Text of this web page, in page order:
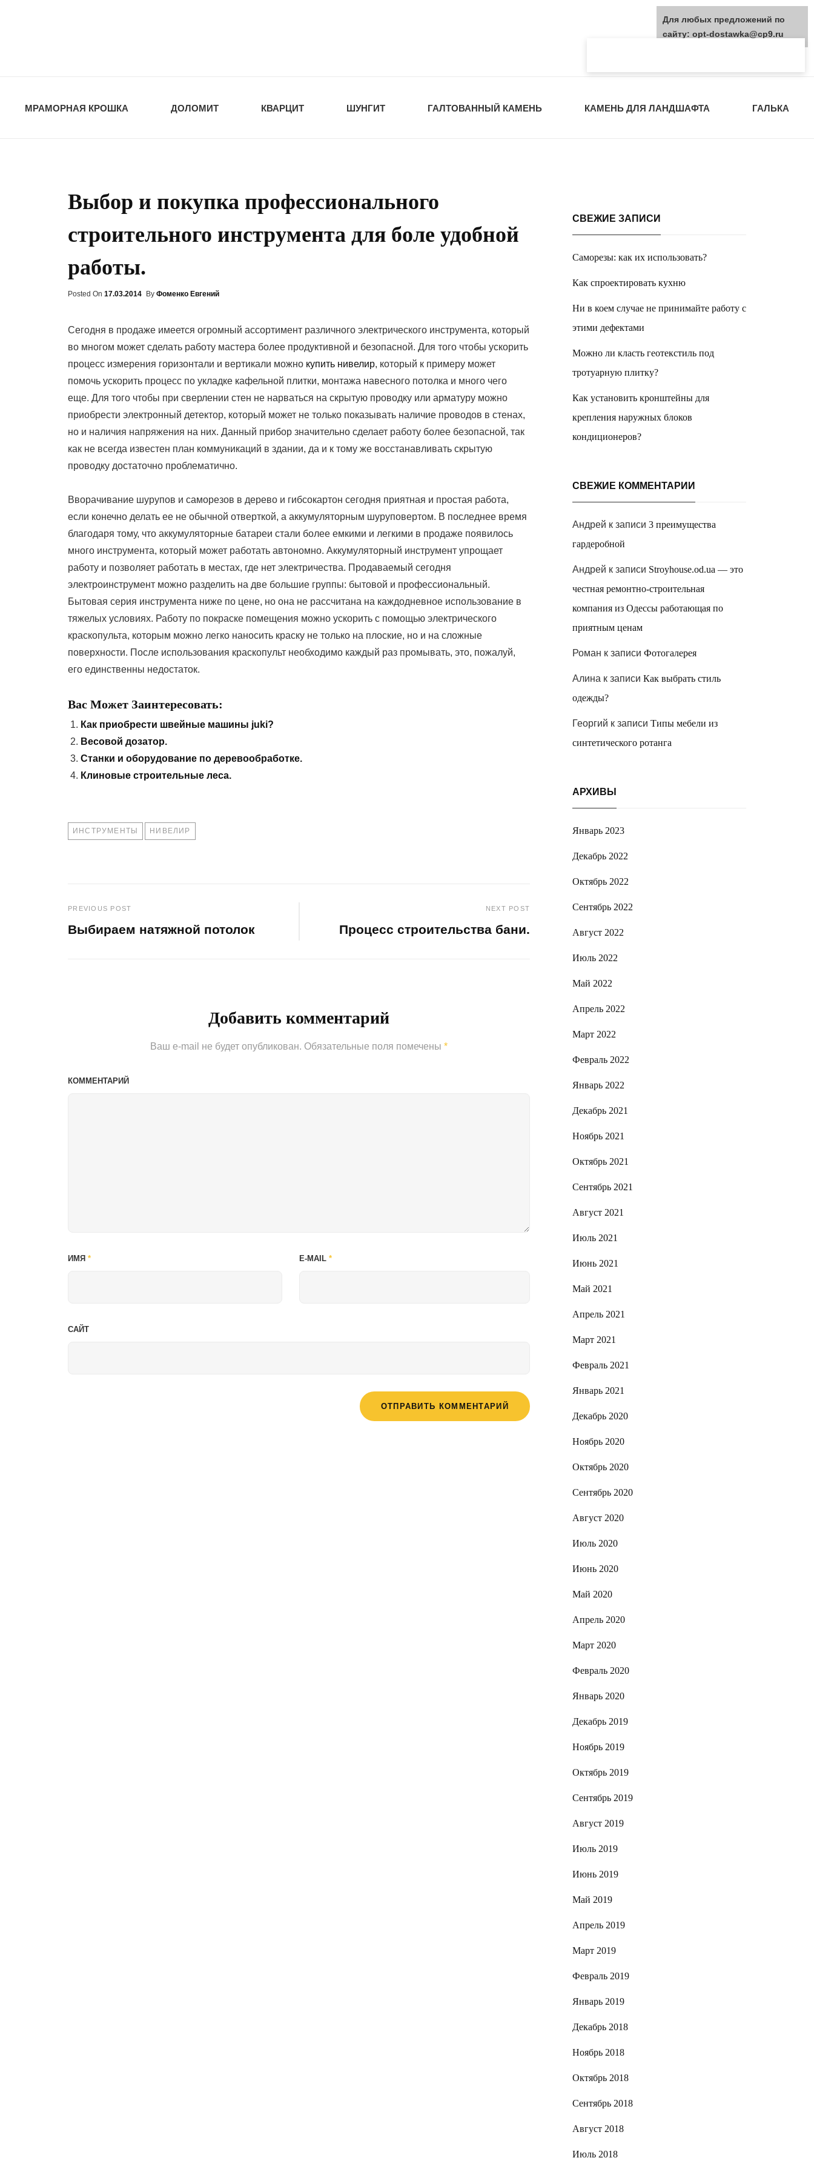
МРАМОРНАЯ КРОШКА ДОЛОМИТ КВАРЦИТ ШУНГИТ ГАЛТОВАННЫЙ КАМЕНЬ КАМЕНЬ ДЛЯ ЛАНДШАФТА ГАЛЬКА
Выбор и покупка профессионального
строительного инструмента для боле удобной
работы.
Posted On Posted
17.03.2014 By Фоменко Евгений
Сегодня в продаже имеется огромный ассортимент различного электрического инструмента, который
во многом может сделать работу мастера более продуктивной и безопасной. Для того чтобы ускорить
процесс измерения горизонтали и вертикали можно купить нивелир, который к примеру может
помочь ускорить процесс по укладке кафельной плитки, монтажа навесного потолка и много чего
еще. Для того чтобы при сверлении стен не нарваться на скрытую проводку или арматуру можно
приобрести электронный детектор, который может не только показывать наличие проводов в стенах,
но и наличия напряжения на них. Данный прибор значительно сделает работу более безопасной, так
как не всегда известен план коммуникаций в здании, да и к тому же восстанавливать скрытую
проводку достаточно проблематично.
Вворачивание шурупов и саморезов в дерево и гибсокартон сегодня приятная и простая работа,
если конечно делать ее не обычной отверткой, а аккумуляторным шуруповертом. В последнее время
благодаря тому, что аккумуляторные батареи стали более емкими и легкими в продаже появилось
много инструмента, который может работать автономно. Аккумуляторный инструмент упрощает
работу и позволяет работать в местах, где нет электричества. Продаваемый сегодня
электроинструмент можно разделить на две большие группы: бытовой и профессиональный.
Бытовая серия инструмента ниже по цене, но она не рассчитана на каждодневное использование в
тяжелых условиях. Работу по покраске помещения можно ускорить с помощью электрического
краскопульта, которым можно легко наносить краску не только на плоские, но и на сложные
поверхности. После использования краскопульт необходимо каждый раз промывать, это, пожалуй,
его единственны недостаток.
Вас Может Заинтересовать:
Как приобрести швейные машины juki?
Весовой дозатор.
Станки и оборудование по деревообработке.
Клиновые строительные леса.
TAGS
ИНСТРУМЕНТЫ НИВЕЛИР
Навигация
PREVIOUS POST
Выбираем натяжной потолок
NEXT POST
Процесс строительства бани.
Добавить комментарий
Ваш e-mail не будет опубликован. Обязательные поля помечены *
КОММЕНТАРИЙ
ИМЯ * E-MAIL *
САЙТ
СВЕЖИЕ ЗАПИСИ
Саморезы: как их использовать?
Как спроектировать кухню
Ни в коем случае не принимайте работу с
этими дефектами
Можно ли класть геотекстиль под
тротуарную плитку?
Как установить кронштейны для
крепления наружных блоков
кондиционеров?
СВЕЖИЕ КОММЕНТАРИИ
Андрей к записи 3 преимущества
гардеробной
Андрей к записи Stroyhouse.od.ua — это
честная ремонтно-строительная
компания из Одессы работающая по
приятным ценам
Роман к записи Фотогалерея
Алина к записи Как выбрать стиль
одежды?
Георгий к записи Типы мебели из
синтетического ротанга
АРХИВЫ
Январь 2023
Декабрь 2022
Октябрь 2022
Сентябрь 2022
Август 2022
Июль 2022
Май 2022
Апрель 2022
Март 2022
Февраль 2022
Январь 2022
Декабрь 2021
Ноябрь 2021
Октябрь 2021
Сентябрь 2021
Август 2021
Июль 2021
Июнь 2021
Май 2021
Апрель 2021
Март 2021
Февраль 2021
Январь 2021
Декабрь 2020
Ноябрь 2020
Октябрь 2020
Сентябрь 2020
Август 2020
Июль 2020
Июнь 2020
Май 2020
Апрель 2020
Март 2020
Февраль 2020
Январь 2020
Декабрь 2019
Ноябрь 2019
Октябрь 2019
Сентябрь 2019
Август 2019
Июль 2019
Июнь 2019
Май 2019
Апрель 2019
Март 2019
Февраль 2019
Январь 2019
Декабрь 2018
Ноябрь 2018
Октябрь 2018
Сентябрь 2018
Август 2018
Июль 2018
Для любых предложений по
сайту: opt-dostawka@cp9.ru